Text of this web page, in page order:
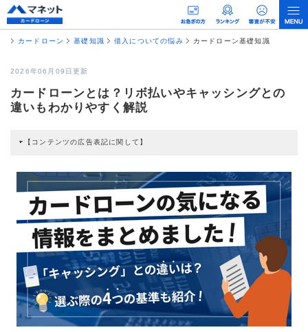
カードローン 基礎知識 借入についての悩み カードローン基礎知識
2026年06月09日更新
カードローンとは？リボ払いやキャッシングとの
違いもわかりやすく解説
【コンテンツの広告表記に関して】
すると弊社に対して企業から紹介報酬が支払われるという収益モデルです。 た
だし、特定の商品を根拠なくPRするものではなく、当編集部の調査／ユーザー
への口コミ収集などに基づき、公平性を担保した情報提供を行っています。
>提携企業一覧